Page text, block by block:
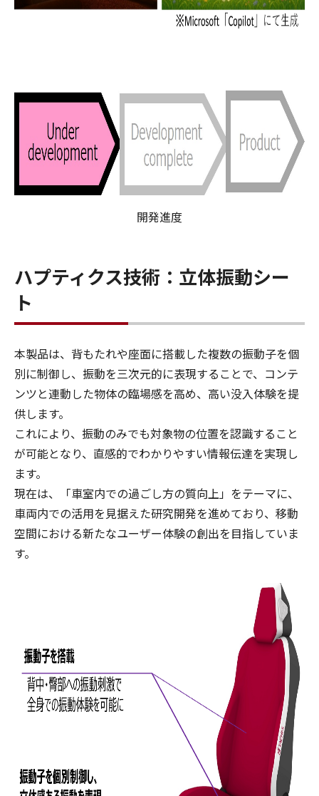
開発進度
ハプティクス技術：立体振動シー
ト
本製品は、背もたれや座面に搭載した複数の振動子を個
別に制御し、振動を三次元的に表現することで、コンテ
ンツと連動した物体の臨場感を高め、高い没入体験を提
供します。
これにより、振動のみでも対象物の位置を認識すること
が可能となり、直感的でわかりやすい情報伝達を実現し
ます。
現在は、「車室内での過ごし方の質向上」をテーマに、
車両内での活用を見据えた研究開発を進めており、移動
空間における新たなユーザー体験の創出を目指していま
す。